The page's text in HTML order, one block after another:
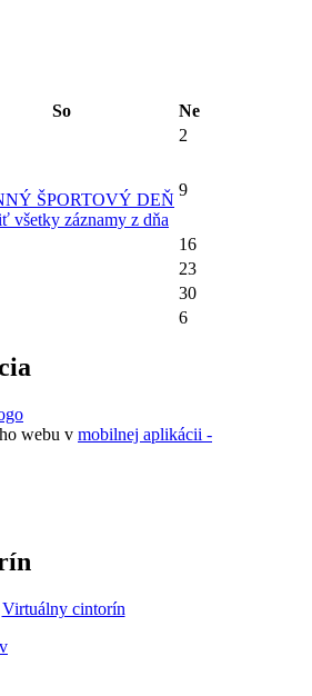
So
Ne
2
ŠPORTOVÝ DEŇ
všetky záznamy z dňa
9
16
23
30
6
webu v mobilnej aplikácii -
Virtuálny cintorín